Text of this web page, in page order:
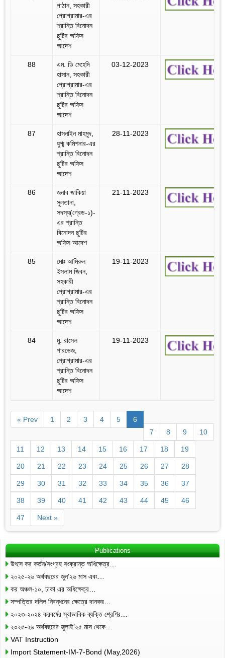
পাঠান, সহকারী
প্রোগ্রামার-এর
শ্রান্তি বিনোদন
ছুটির অফিস
আদেশ
88
এম. ডি মেহেদি
হাসান, সহকারী
প্রোগ্রামার-এর
শ্রান্তি বিনোদন
ছুটির অফিস
আদেশ
03-12-2023
87
হাসনাইন মাহমুদ,
যুগ্ম কমিশনার-এর
শ্রান্তি বিনোদন
ছুটির অফিস
আদেশ
28-11-2023
86
জনাব জাকিয়া
সুলতানা,
সদস্য(গ্রেড-১)-
এর শ্রান্তি
বিনোদন ছুটির
অফিস আদেশ
21-11-2023
85
মোঃ আমিরুল
ইসলাম জিবন,
সহকারী
প্রোগ্রামার-এর
শ্রান্তি বিনোদন
ছুটির অফিস
আদেশ
19-11-2023
84
মু. রাসেল
পারভেজ,
প্রোগ্রামার-এর
শ্রান্তি বিনোদন
ছুটির অফিস
আদেশ
19-11-2023
« Prev 1 2 3 4 5
6
7
8 9 10
11 12 13 14 15 16 17 18 19
20 21 22 23 24 25 26 27 28
29 30 31 32 33 34 35 36 37
38 39 40 41 42 43 44 45 46
47 Next »
Publications
উৎসে কর কর্তন/সংগ্রহ সংক্রান্ত অধিক্ষেত্র…
২০২৫-২৬ অর্থবছরের জুন’২৬ মাস এবং…
কর অঞ্চল-১০, ঢাকা এর অধিক্ষেত্র…
সম্পত্তির দলিল নিবন্ধনের ক্ষেত্রে দানকর…
২০২৩-২০২৪ করবর্ষের স্বাভাবিক ব্যক্তি শ্রেণির…
২০২৫-২৬ অর্থবছরের জুলাই’২৫ মাস থেকে…
VAT Instruction
Import Statement-IM-7-Bond (May,2026)